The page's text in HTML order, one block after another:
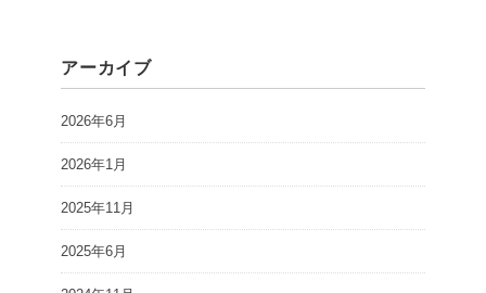
アーカイブ
2026年6月
2026年1月
2025年11月
2025年6月